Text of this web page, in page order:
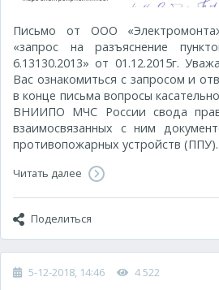
Письмо от ООО
«запрос на разъяснение
6.13130.2013» от 01.12.2015г.
Вас ознакомиться с запросом и
в конце письма вопросы
ВНИИПО МЧС России свода
взаимосвязанных с ним
противопожарных устройств
Читать далее
Поделиться
5-12-2018, 14:46 4 522